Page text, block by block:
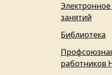
занятий
Библиотека
работников